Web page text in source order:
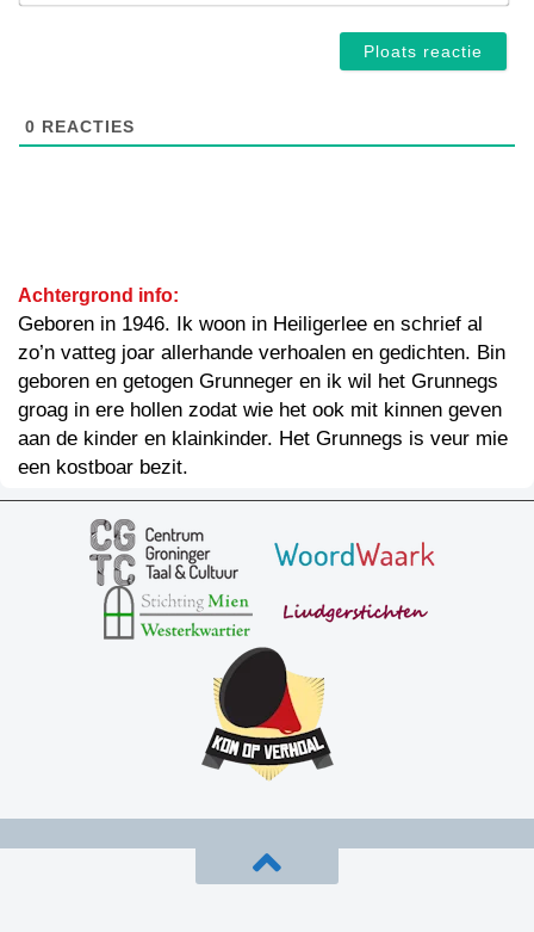
0 REACTIES
Achtergrond info:
Geboren in 1946. Ik woon in Heiligerlee en schrief al
zo’n vatteg joar allerhande verhoalen en gedichten. Bin
geboren en getogen Grunneger en ik wil het Grunnegs
groag in ere hollen zodat wie het ook mit kinnen geven
aan de kinder en klainkinder. Het Grunnegs is veur mie
een kostboar bezit.